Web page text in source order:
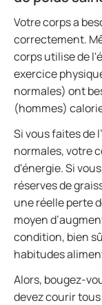
Votre corps a
correctement.
corps utilise de
exercice
normales) ont
(hommes)
Si vous faites de
normales, votre
d'énergie. Si
réserves de
une réelle perte
moyen
condition, bien
habitudes
Alors, bougez-
devez courir